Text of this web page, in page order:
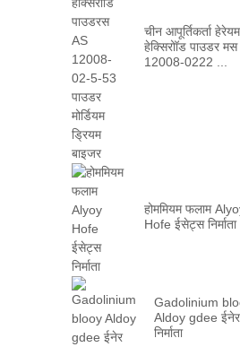
चीन आपूर्तिकर्ता हेरेयम
हेक्सिरोॉड पाउडर मस
12008-0222 ...
होममियम फलाम
Hofe ईसेट्स निर्माता
Gadolinium
Aldoy gdee ईनेर
निर्माता